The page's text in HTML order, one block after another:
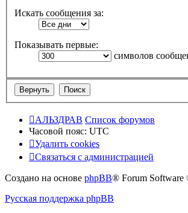
Искать сообщения за:
Показывать первые:
символов
АЛЬЗДРАВ Список форумов
Часовой пояс: UTC
Удалить cookies
Связаться с администрацией
Создано на основе phpBB® Forum
Русская поддержка phpBB